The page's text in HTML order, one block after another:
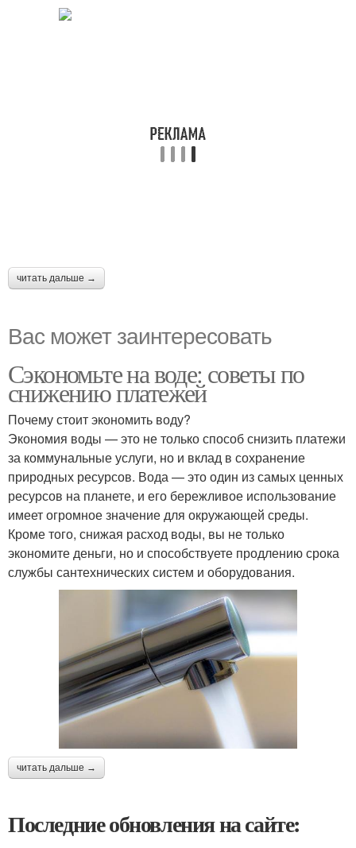
читать дальше →
Вас может заинтересовать
Сэкономьте на воде: советы по
снижению платежей
Почему стоит экономить воду?
Экономия воды — это не только способ снизить платежи
за коммунальные услуги, но и вклад в сохранение
природных ресурсов. Вода — это один из самых ценных
ресурсов на планете, и его бережливое использование
имеет огромное значение для окружающей среды.
Кроме того, снижая расход воды, вы не только
экономите деньги, но и способствуете продлению срока
службы сантехнических систем и оборудования.
читать дальше →
Последние обновления на сайте: